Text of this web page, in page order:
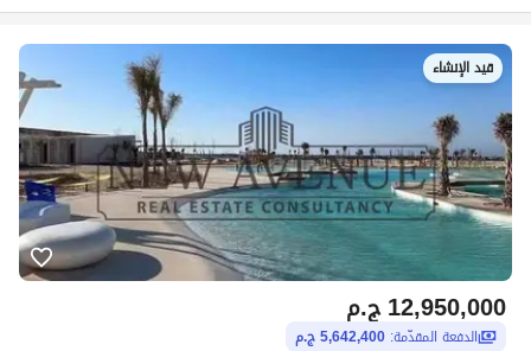
قيد الإنشاء
ج.م12,950,000
الدفعة المقدّمة: 5,642,400 ج.م